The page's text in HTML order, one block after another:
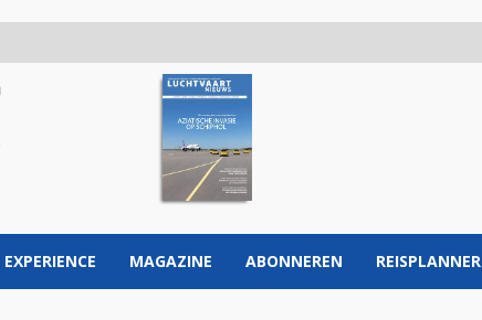
EXPERIENCE MAGAZINE ABONNEREN REISPLANNER